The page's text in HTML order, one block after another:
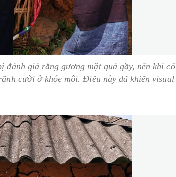
đánh giá rằng gương mặt quá gầy, nên khi cô
cười ở khóe môi. Điều này đã khiến visual